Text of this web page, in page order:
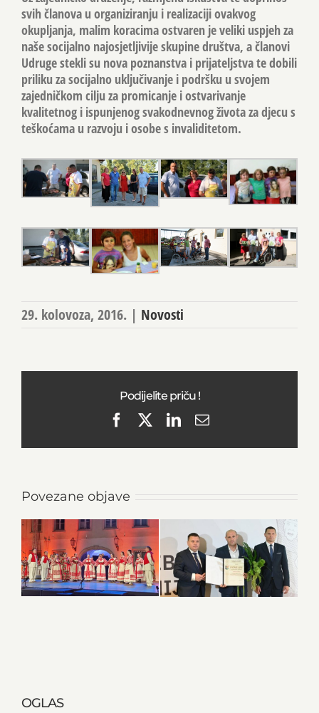
svih članova u organiziranju i realizaciji ovakvog
okupljanja, malim koracima ostvaren je veliki uspjeh za
naše socijalno najosjetljivije skupine društva, a članovi
Udruge stekli su nova poznanstva i prijateljstva te dobili
priliku za socijalno uključivanje i podršku u svojem
zajedničkom cilju za promicanje i ostvarivanje
kvalitetnog i ispunjenog svakodnevnog života za djecu s
teškoćama u razvoju i osobe s invaliditetom.
29. kolovoza, 2016. | Novosti
Podijelite priču !
FacebookLinkedIn
Email
Povezane objave
OGLAS